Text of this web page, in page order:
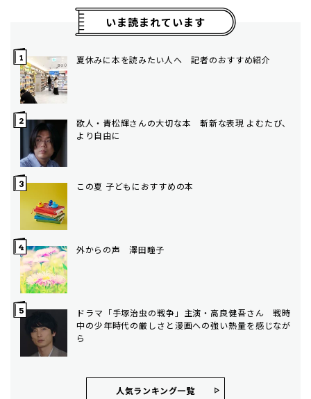
いま読まれています
夏休みに本を読みたい人へ 記者のおすすめ紹介
歌人・青松輝さんの大切な本 斬新な表現 よむたび、
より自由に
この夏 子どもにおすすめの本
外からの声 澤田瞳子
ドラマ「手塚治虫の戦争」主演・高良健吾さん 戦時
中の少年時代の厳しさと漫画への強い熱量を感じなが
ら
人気ランキング⼀覧